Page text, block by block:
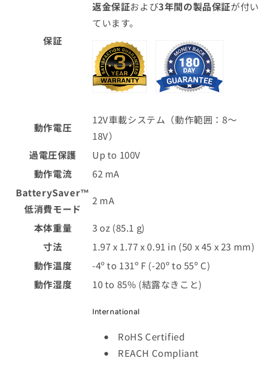
保証
返金保証および3年間の製品保証が付い
ています。
動作電圧
12V車載システム（動作範囲：8～
18V）
過電圧保護
Up to 100V
動作電流
62 mA
BatterySaver™
低消費モード
2 mA
本体重量
3 oz (85.1 g)
寸法
1.97 x 1.77 x 0.91 in (50 x 45 x 23 mm)
動作温度
-4º to 131º F (-20º to 55º C)
動作湿度
10 to 85% (結露なきこと)
International
RoHS Certified
REACH Compliant